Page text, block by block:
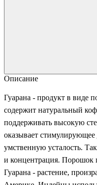
Описание
Гуарана - продукт в виде
содержит натуральный
поддерживать высокую
оказывает
умственную усталость.
и концентрация. Порошок
Гуарана - растение,